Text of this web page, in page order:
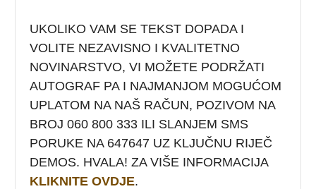
UKOLIKO VAM SE TEKST DOPADA I
VOLITE NEZAVISNO I KVALITETNO
NOVINARSTVO, VI MOŽETE PODRŽATI
AUTOGRAF PA I NAJMANJOM MOGUĆOM
UPLATOM NA NAŠ RAČUN, POZIVOM NA
BROJ 060 800 333 ILI SLANJEM SMS
PORUKE NA 647647 UZ KLJUČNU RIJEČ
DEMOS. HVALA! ZA VIŠE INFORMACIJA
KLIKNITE OVDJE.